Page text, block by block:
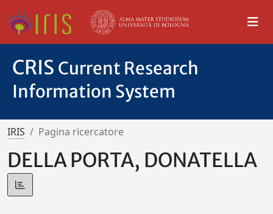
CRIS Current Research
Information System
IRIS Pagina ricercatore
DELLA PORTA, DONATELLA